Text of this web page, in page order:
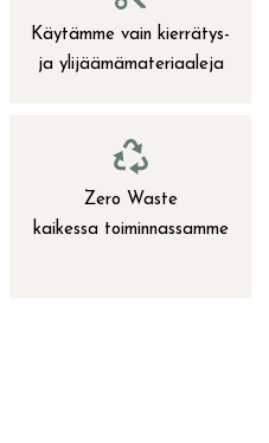
Käytämme vain kierrätys-
ja ylijäämämateriaaleja
Zero Waste
kaikessa toiminnassamme